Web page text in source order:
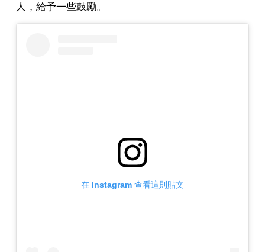
人，給予一些鼓勵。
在 Instagram 查看這則貼文